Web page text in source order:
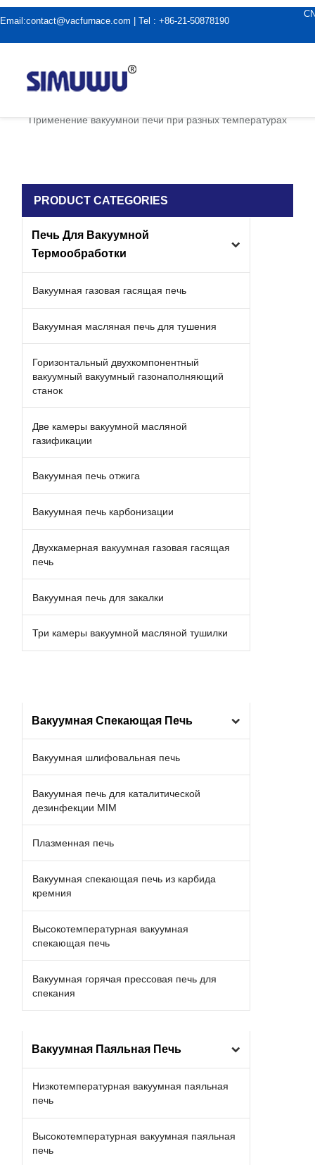
Email:contact@vacfurnace.com | Tel : +86-21-50878190
Применение вакуумной печи при разных температурах
PRODUCT CATEGORIES
Печь Для Вакуумной
Термообработки
Вакуумная газовая гасящая печь
Вакуумная масляная печь для тушения
Горизонтальный двухкомпонентный
вакуумный вакуумный газонаполняющий
станок
Две камеры вакуумной масляной
газификации
Вакуумная печь отжига
Вакуумная печь карбонизации
Двухкамерная вакуумная газовая гасящая
печь
Вакуумная печь для закалки
Три камеры вакуумной масляной тушилки
Вакуумная Спекающая Печь
Вакуумная шлифовальная печь
Вакуумная печь для каталитической
дезинфекции MIM
Плазменная печь
Вакуумная спекающая печь из карбида
кремния
Высокотемпературная вакуумная
спекающая печь
Вакуумная горячая прессовая печь для
спекания
Вакуумная Паяльная Печь
Низкотемпературная вакуумная паяльная
печь
Высокотемпературная вакуумная паяльная
печь